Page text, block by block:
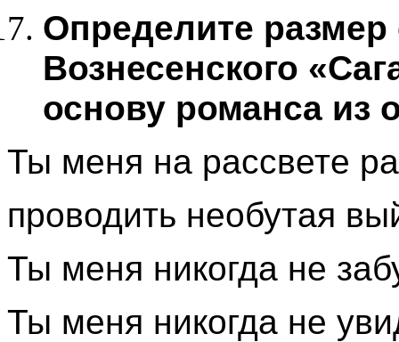
Определите
Вознесенского
основу романса
Ты меня на рассвете
проводить необутая
Ты меня никогда не
Ты меня никогда не